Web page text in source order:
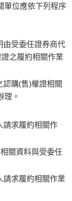
單位應依下列程序
由受委任證券商代
之履約相關作業
購(售)權證相關
理。
請求履約相關作
關資料與受委任
求履約相關作業